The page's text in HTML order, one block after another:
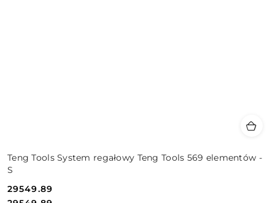
Teng Tools System regałowy Teng Tools 569 elementów -
S
29549.89